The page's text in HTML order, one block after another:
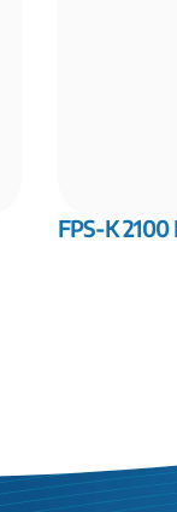
FPS-K